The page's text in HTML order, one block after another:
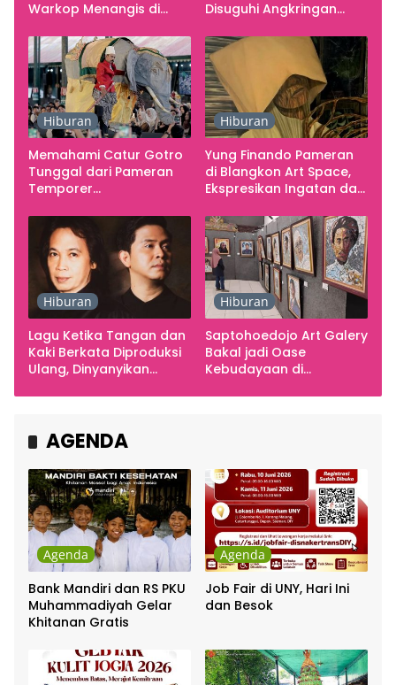
Warkop Menangis di
Disuguhi Angkringan
Hiburan
Memahami Catur Gotro
Tunggal dari Pameran
Temporer
Hiburan
Yung Finando Pameran
di Blangkon Art Space,
Ekspresikan Ingatan dan
Hiburan
Lagu Ketika Tangan dan
Kaki Berkata Diproduksi
Ulang, Dinyanyikan
Hiburan
Saptohoedojo Art Galery
Bakal jadi Oase
Kebudayaan di
AGENDA
Agenda
Bank Mandiri dan RS PKU
Muhammadiyah Gelar
Khitanan Gratis
Agenda
Job Fair di UNY, Hari Ini
dan Besok